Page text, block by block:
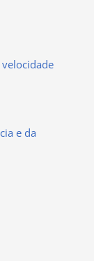
e da